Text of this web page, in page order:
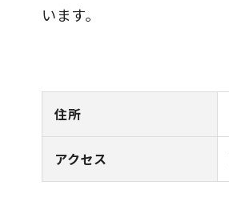
います。
住所
アクセス